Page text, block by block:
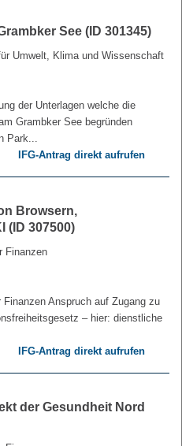
See (ID 301345)
Umwelt, Klima und Wissenschaft
der Unterlagen welche die
Grambker See begründen
Park...
IFG-Antrag direkt aufrufen
Browsern,
(ID 307500)
Finanzen
Anspruch auf Zugang zu
– hier: dienstliche
IFG-Antrag direkt aufrufen
der Gesundheit Nord